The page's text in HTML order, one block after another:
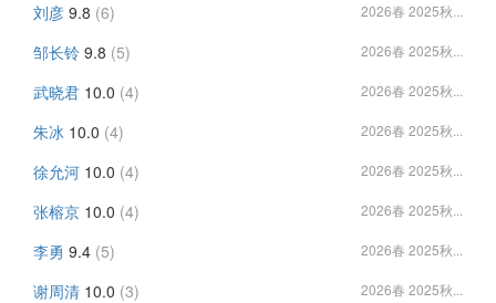
刘彦 9.8 (6) 2026春 2025秋...
邹长铃 9.8 (5) 2026春 2025秋...
武晓君 10.0 (4) 2026春 2025秋...
朱冰 10.0 (4) 2026春 2025秋...
徐允河 10.0 (4) 2026春 2025秋...
张榕京 10.0 (4) 2026春 2025秋...
李勇 9.4 (5) 2026春 2025秋...
谢周清 10.0 (3) 2026春 2025秋...